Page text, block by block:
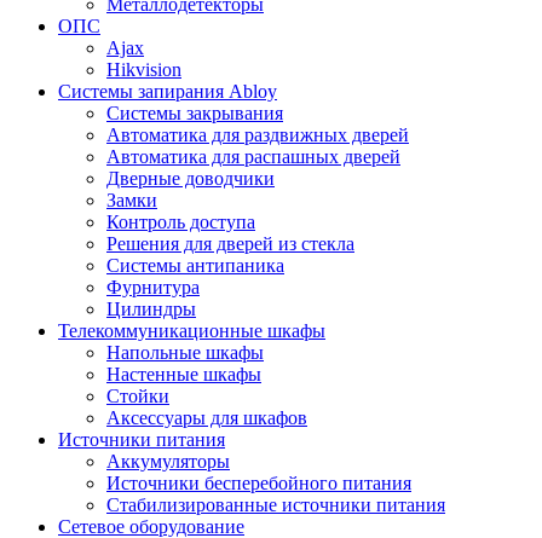
Металлодетекторы
ОПС
Ajax
Hikvision
Системы запирания Abloy
Cистемы закрывания
Автоматика для раздвижных дверей
Автоматика для распашных дверей
Дверные доводчики
Замки
Контроль доступа
Решения для дверей из стекла
Системы антипаника
Фурнитура
Цилиндры
Телекоммуникационные шкафы
Напольные шкафы
Настенные шкафы
Стойки
Аксессуары для шкафов
Источники питания
Аккумуляторы
Источники бесперебойного питания
Стабилизированные источники питания
Сетевое оборудование